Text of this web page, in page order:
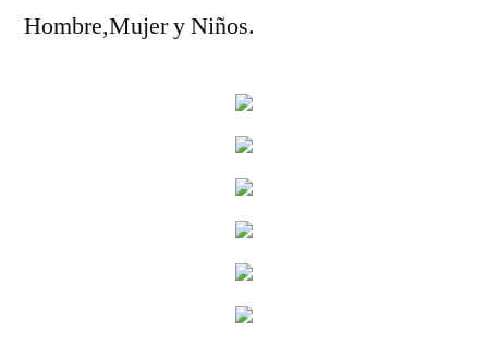
Hombre,Mujer y Niños.